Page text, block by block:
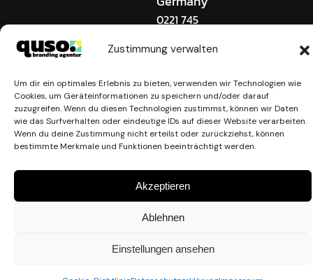
Zustimmung verwalten
Um dir ein optimales Erlebnis zu bieten, verwenden wir Technologien wie
Cookies, um Geräteinformationen zu speichern und/oder darauf
zuzugreifen. Wenn du diesen Technologien zustimmst, können wir Daten
wie das Surfverhalten oder eindeutige IDs auf dieser Website verarbeiten.
Wenn du deine Zustimmung nicht erteilst oder zurückziehst, können
bestimmte Merkmale und Funktionen beeinträchtigt werden.
Akzeptieren
Ablehnen
Einstellungen ansehen
0221 745
hallo@quso-
© 2021 – 2026 quso. brands